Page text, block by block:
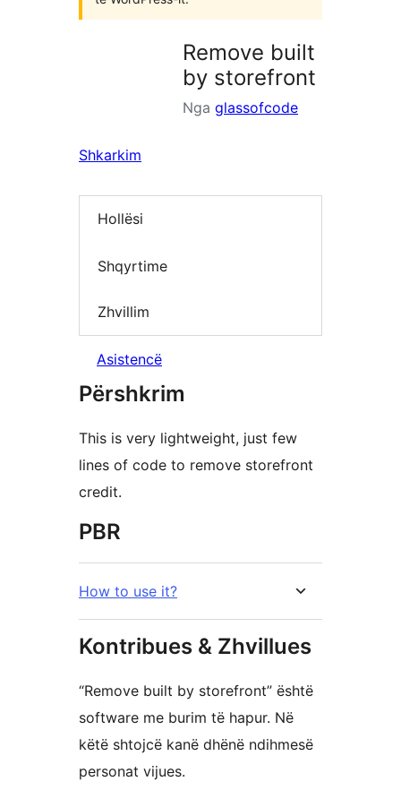
Remove built
by storefront
Nga glassofcode
Shkarkim
Hollësi
Shqyrtime
Zhvillim
Asistencë
Përshkrim
This is very lightweight, just few
lines of code to remove storefront
credit.
PBR
How to use it?
Kontribues & Zhvillues
“Remove built by storefront” është
software me burim të hapur. Në
këtë shtojcë kanë dhënë ndihmesë
personat vijues.